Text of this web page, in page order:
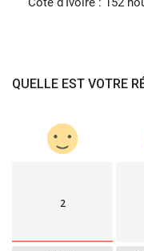
QUELLE EST VOTRE
2